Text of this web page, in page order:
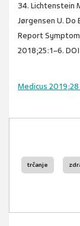
34. Lichtenstein
Jørgensen U.
Report
2018;25:1–6.
Medicus
trčanje